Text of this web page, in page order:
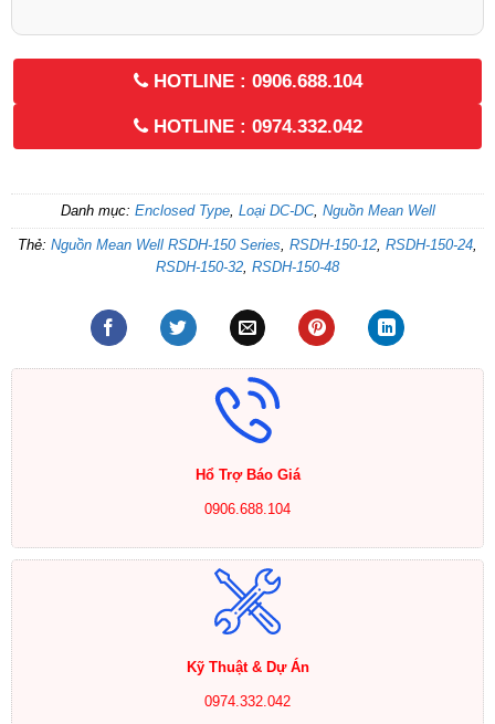
HOTLINE : 0906.688.104
HOTLINE : 0974.332.042
Danh mục: Enclosed Type, Loại DC-DC, Nguồn Mean Well
Thẻ: Nguồn Mean Well RSDH-150 Series RSDH-150-12 RSDH-150-24
RSDH-150-32 RSDH-150-48
Hổ Trợ Báo Giá
0906.688.104
Kỹ Thuật & Dự Án
0974.332.042